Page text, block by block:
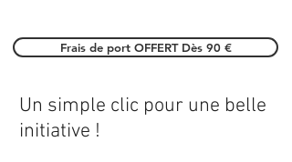
Frais de port OFFERT Dès 90 €
Un simple clic pour une belle
initiative !